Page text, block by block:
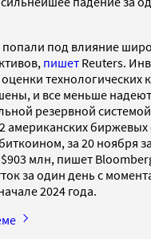
под влияние
пишет Reuters.
технологических
и все меньше
резервной
американских
за 20 ноября
млн, пишет
за один день с
2024 года.